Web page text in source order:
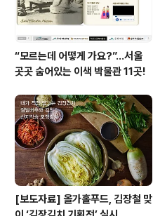
“모르는데 어떻게 가요?”...서울
곳곳 숨어있는 이색 박물관 11곳!
[보도자료] 올가홀푸드, 김장철 맞